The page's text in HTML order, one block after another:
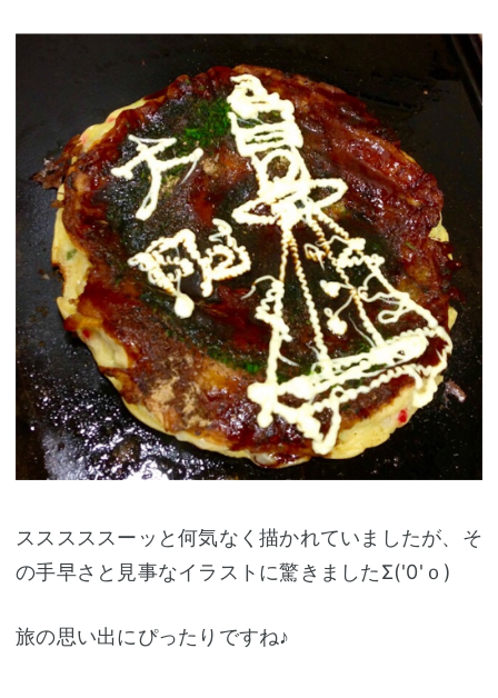
スススススーッと何気なく描かれていましたが、そ
の手早さと見事なイラストに驚きましたΣ('0'ｏ)
旅の思い出にぴったりですね♪